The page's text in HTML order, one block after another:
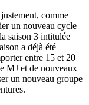
comme
un nouveau cycle
saison 3 intitulée
a déjà été
entre 15 et 20
MJ et de nouveaux
un nouveau groupe